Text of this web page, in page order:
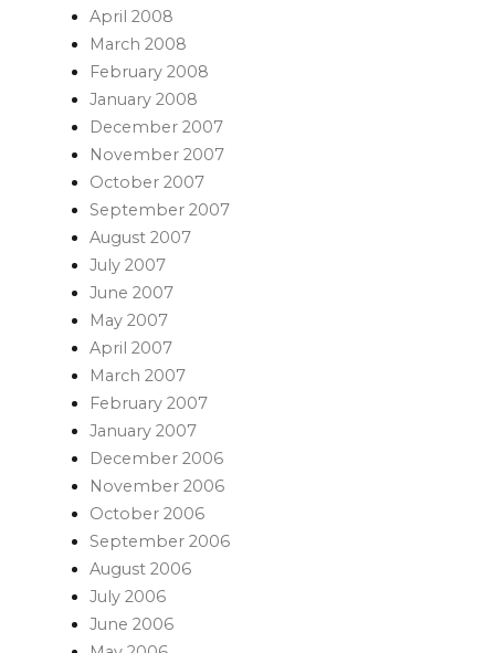
April 2008
March 2008
February 2008
January 2008
December 2007
November 2007
October 2007
September 2007
August 2007
July 2007
June 2007
May 2007
April 2007
March 2007
February 2007
January 2007
December 2006
November 2006
October 2006
September 2006
August 2006
July 2006
June 2006